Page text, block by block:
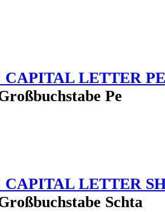
LETTER PE
Pe
LETTER
Schta